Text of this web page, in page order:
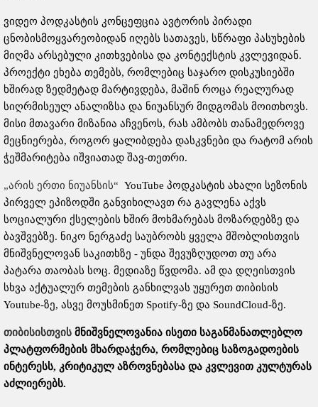
ვიდეო პოდკასტის კონცეფცია ავტორის პირადი
ცნობისმოყვარეობიდან იღებს სათავეს, სწრაფი პასუხების
მიღმა არსებული კითხვებისა და კონტექსტის კვლევიდან.
პროექტი ეხება თემებს, რომლებიც საჯარო დისკუსიებში
ხშირად ზედმეტად მარტივდება, მაშინ როცა რეალურად
სიღრმისეულ ანალიზსა და ნიუანსურ მიდგომას მოითხოვს.
მისი მთავარი მიზანია აჩვენოს, რას ამბობს თანამედროვე
მეცნიერება, როგორ ყალიბდება დასკვნები და რატომ არის
ჭეშმარიტება იშვიათად შავ-თეთრი.
„არის ერთი ნიუანსის“ YouTube პოდკასტის ახალი სეზონის
პირველ ეპიზოდში განვიხილავთ რა გავლენა აქვს
სოციალური ქსელების ხშირ მოხმარებას მოზარდებზე და
ბავშვებზე. ნიკო ნერგაძე საუბრობს ყველა მშობლისთვის
მნიშვნელოვან საკითხზე - უნდა შევუზღუდოთ თუ არა
პატარა თაობას სოც. მედიაზე წვდომა. ამ და დღეისთვის
სხვა აქტუალურ თემების განხილვას უყურეთ თიბისის
Youtube-ზე, ასვე მოუსმინეთ Spotify-ზე და SoundCloud-ზე.
თიბისისთვის მნიშვნელოვანია ისეთი საგანმანათლებლო
პლატფორმების მხარდაჭერა, რომლებიც საზოგადოების
ინტერესს, კრიტიკულ აზროვნებასა და კვლევით კულტურას
აძლიერებს.